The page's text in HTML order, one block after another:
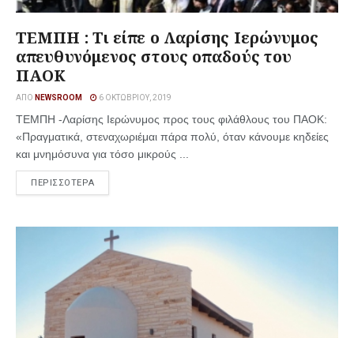
ΤΕΜΠΗ : Τι είπε ο Λαρίσης Ιερώνυμος
απευθυνόμενος στους οπαδούς του
ΠΑΟΚ
ΑΠΌ NEWSROOM 6 ΟΚΤΩΒΡΊΟΥ, 2019
ΤΕΜΠΗ -Λαρίσης Ιερώνυμος προς τους φιλάθλους του ΠΑΟΚ:
«Πραγματικά, στεναχωριέμαι πάρα πολύ, όταν κάνουμε κηδείες
και μνημόσυνα για τόσο μικρούς ...
ΠΕΡΙΣΣΟΤΕΡΑ